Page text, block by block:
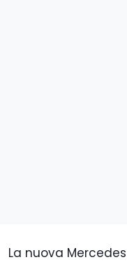
La nuova